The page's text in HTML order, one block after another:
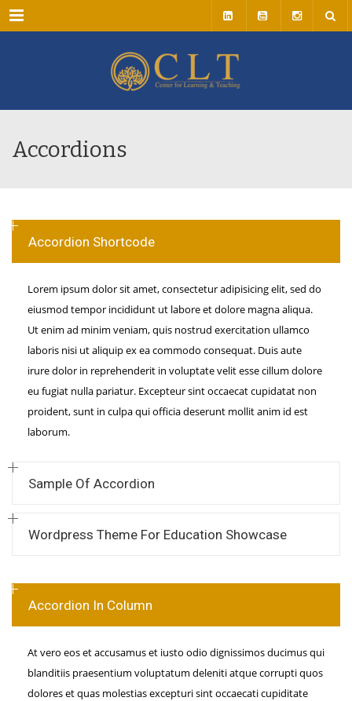
Menu
Accordions
Accordion Shortcode
Lorem ipsum dolor sit amet, consectetur adipisicing elit, sed do
eiusmod tempor incididunt ut labore et dolore magna aliqua.
Ut enim ad minim veniam, quis nostrud exercitation ullamco
laboris nisi ut aliquip ex ea commodo consequat. Duis aute
irure dolor in reprehenderit in voluptate velit esse cillum dolore
eu fugiat nulla pariatur. Excepteur sint occaecat cupidatat non
proident, sunt in culpa qui officia deserunt mollit anim id est
laborum.
Sample Of Accordion
Wordpress Theme For Education Showcase
Accordion In Column
At vero eos et accusamus et iusto odio dignissimos ducimus qui
blanditiis praesentium voluptatum deleniti atque corrupti quos
dolores et quas molestias excepturi sint occaecati cupiditate